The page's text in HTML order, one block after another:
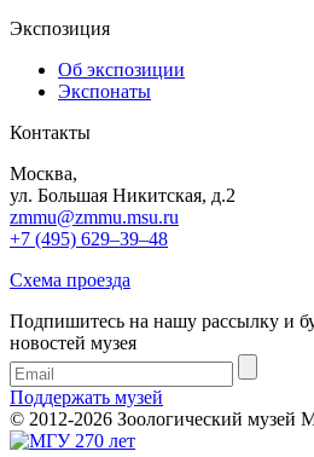
Экспозиция
Об экспозиции
Экспонаты
Контакты
Москва,
ул. Большая Никитская, д.2
zmmu@zmmu.msu.ru
+7 (495) 629–39–48
Схема проезда
Подпишитесь на нашу рассылку и
новостей музея
Поддержать музей
© 2012-2026 Зоологический музей